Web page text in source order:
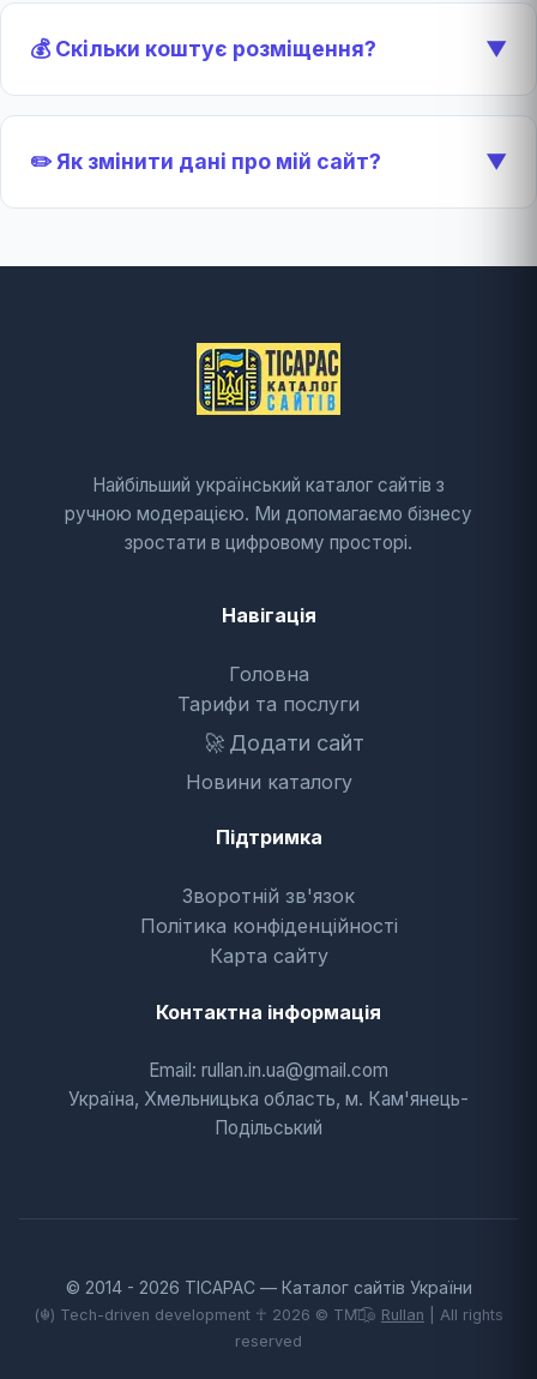
💰 Скільки коштує розміщення? ▼
✏️ Як змінити дані про мій сайт? ▼
Найбільший український каталог сайтів з
ручною модерацією. Ми допомагаємо бізнесу
зростати в цифровому просторі.
Навігація
Головна
Тарифи та послуги
🚀Додати сайт
Новини каталогу
Підтримка
Зворотній зв'язок
Політика конфіденційності
Карта сайту
Контактна інформація
Email: rullan.in.ua@gmail.com
Україна, Хмельницька область, м. Кам'янець-
Подільський
© 2014 - 2026 TICAPAC — Каталог сайтів України
(☬) Tech-driven development ☥ 2026 © TM͡๏̯͡๏ Rullan | All rights
reserved